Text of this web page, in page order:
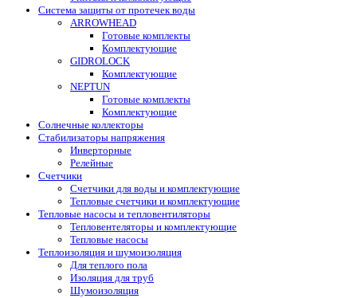
Система защиты от протечек воды
ARROWHEAD
Готовые комплекты
Комплектующие
GIDROLOCK
Комплектующие
NEPTUN
Готовые комплекты
Комплектующие
Солнечные коллекторы
Стабилизаторы напряжения
Инверторные
Релейные
Счетчики
Счетчики для воды и комплектующие
Тепловые счетчики и комплектующие
Тепловые насосы и тепловентиляторы
Тепловентеляторы и комплектующие
Тепловые насосы
Теплоизоляция и шумоизоляция
Для теплого пола
Изоляция для труб
Шумоизоляция